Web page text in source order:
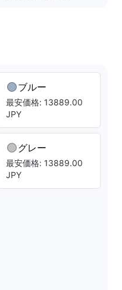
ブルー
最安価格: 13889.00
JPY
グレー
最安価格: 13889.00
JPY